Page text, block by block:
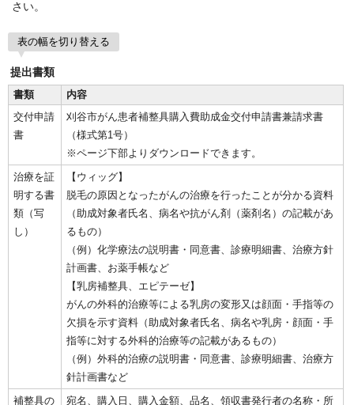
さい。
表の幅を切り替える
提出書類
書類
内容
交付申請
書
刈谷市がん患者補整具購入費助成金交付申請書兼請求書
（様式第1号）
※ページ下部よりダウンロードできます。
治療を証
明する書
類（写
し）
【ウィッグ】
脱毛の原因となったがんの治療を行ったことが分かる資料
（助成対象者氏名、病名や抗がん剤（薬剤名）の記載があ
るもの）
（例）化学療法の説明書・同意書、診療明細書、治療方針
計画書、お薬手帳など
【乳房補整具、エピテーゼ】
がんの外科的治療等による乳房の変形又は顔面・手指等の
欠損を示す資料（助成対象者氏名、病名や乳房・顔面・手
指等に対する外科的治療等の記載があるもの）
（例）外科的治療の説明書・同意書、診療明細書、治療方
針計画書など
補整具の
宛名、購入日、購入金額、品名、領収書発行者の名称・所